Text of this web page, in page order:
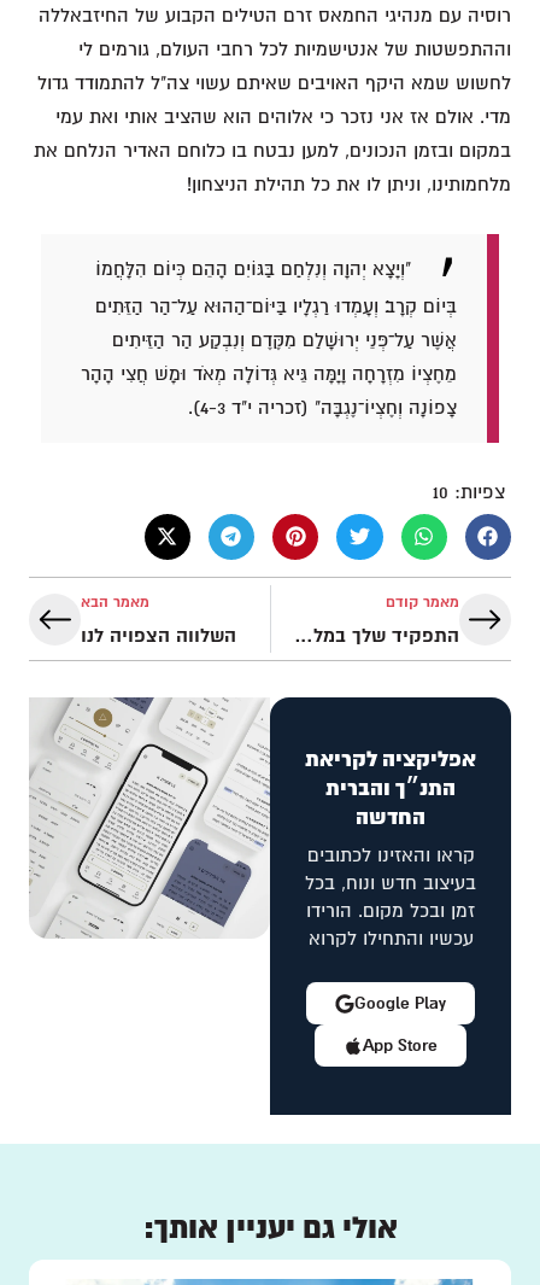
רוסיה עם מנהיגי החמאס זרם הטילים הקבוע של החיזבאללה
וההתפשטות של אנטישמיות לכל רחבי העולם, גורמים לי
לחשוש שמא היקף האויבים שאיתם עשוי צה"ל להתמודד גדול
מדי. אולם אז אני נזכר כי אלוהים הוא שהציב אותי ואת עמי
במקום ובזמן הנכונים, למען נבטח בו כלוחם האדיר הנלחם את
מלחמותינו, וניתן לו את כל תהילת הניצחון!
"וְיָצָא יְהוָה וְנִלְחַם בַּגּוֹיִם הָהֵם כְּיוֹם הִלָּחֲמוֹ
בְּיוֹם קְרָב׃ וְעָמְדוּ רַגְלָיו בַּיּוֹם־הַהוּא עַל־הַר הַזֵּתִים
אֲשֶׁר עַל־פְּנֵי יְרוּשָׁלִַם מִקֶּדֶם וְנִבְקַע הַר הַזֵּיתִים
מֵחֶצְיוֹ מִזְרָחָה וָיָמָּה גֵּיא גְּדוֹלָה מְאֹד וּמָשׁ חֲצִי הָהָר
צָפוֹנָה וְחֶצְיוֹ־נֶגְבָּה" (זכריה י"ד 4-3).
צפיות: 10
מאמר קודם
התפקיד שלך במלחמה
מאמר הבא
השלווה הצפויה לנו
אפליקציה לקריאת
התנ״ך והברית
החדשה
קראו והאזינו לכתובים
בעיצוב חדש ונוח, בכל
זמן ובכל מקום. הורידו
עכשיו והתחילו לקרוא
App Store
Google Play
אולי גם יעניין אותך: